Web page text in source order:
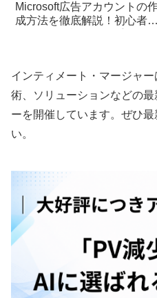
Microsoft広告アカウントの
成方法を徹底解説！初心者で
インティメート・マージャ
術、ソリューションなどの
ーを開催しています。ぜひ
い。